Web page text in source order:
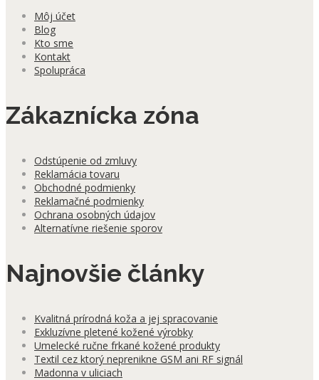
Môj účet
Blog
Kto sme
Kontakt
Spolupráca
Zákaznícka zóna
Odstúpenie od zmluvy
Reklamácia tovaru
Obchodné podmienky
Reklamačné podmienky
Ochrana osobných údajov
Alternatívne riešenie sporov
Najnovšie články
Kvalitná prírodná koža a jej spracovanie
Exkluzívne pletené kožené výrobky
Umelecké ručne frkané kožené produkty
Textil cez ktorý neprenikne GSM ani RF signál
Madonna v uliciach